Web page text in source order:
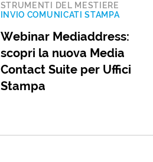
STRUMENTI DEL MESTIERE
INVIO COMUNICATI STAMPA
Webinar Mediaddress:
scopri la nuova Media
Contact Suite per Uffici
Stampa